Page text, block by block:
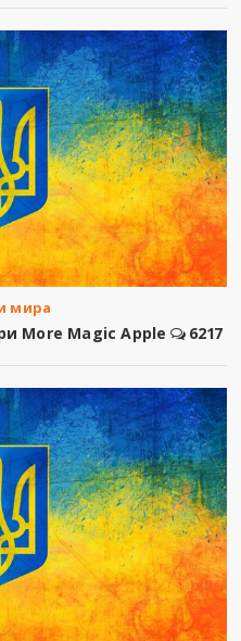
мира
More Magic Apple 6217